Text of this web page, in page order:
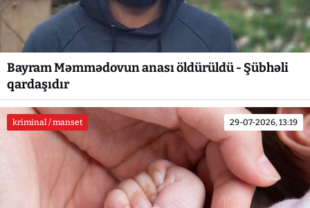
Bayram Məmmədovun anası öldürüldü - Şübhəli
qardaşıdır
kriminal / manset 29-07-2026, 13:19